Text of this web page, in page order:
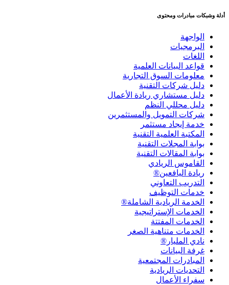
أدلة وشبكات مبادرات ومحتوى
الواجهة
البرمجيات
اللغات
قواعد البيانات العلمية
معلومات السوق التجارية
دليل شركات التقنية
دليل مستشاري ريادة الأعمال
دليل محللي النظم
شركات التمويل والمستثمرين
خدمة إيجاد مستثمر
المكتبة العلمية التقنية
بوابة المجلات التقنية
بوابة المقالات التقنية
القاموس الريادي
ريادة اليافعين®
التدريب التعاوني
خدمات التوظيف
الخدمة الريادية الشاملة®
الخدمات الإستراتيجية
الخدمات المفتتة
الخدمات متناهية الصغر
نادي المليار®
غرفة البيانات
المبادرات المجتمعية
التحديات الريادية
سفراء الأعمال